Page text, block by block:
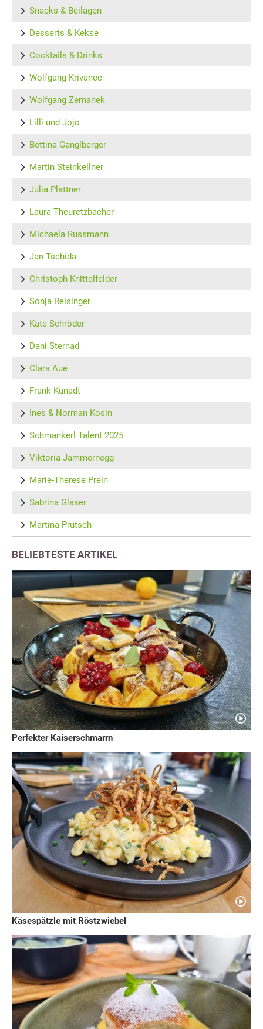
Snacks & Beilagen
Desserts & Kekse
Cocktails & Drinks
Wolfgang Krivanec
Wolfgang Zemanek
Lilli und Jojo
Bettina Ganglberger
Martin Steinkellner
Julia Plattner
Laura Theuretzbacher
Michaela Russmann
Jan Tschida
Christoph Knittelfelder
Sonja Reisinger
Kate Schröder
Dani Sternad
Clara Aue
Frank Kunadt
Ines & Norman Kosin
Schmankerl Talent 2025
Viktoria Jammernegg
Marie-Therese Prein
Sabrina Glaser
Martina Prutsch
BELIEBTESTE ARTIKEL
Perfekter Kaiserschmarrn
Käsespätzle mit Röstzwiebel